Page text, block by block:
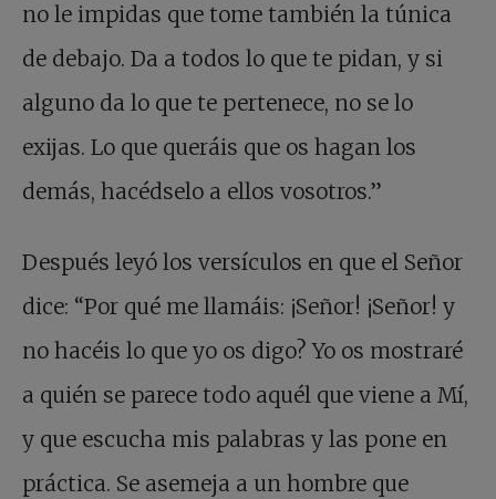
no le impidas que tome también la túnica
de debajo. Da a todos lo que te pidan, y si
alguno da lo que te pertenece, no se lo
exijas. Lo que queráis que os hagan los
demás, hacédselo a ellos vosotros.”
Después leyó los versículos en que el Señor
dice: “Por qué me llamáis: ¡Señor! ¡Señor! y
no hacéis lo que yo os digo? Yo os mostraré
a quién se parece todo aquél que viene a Mí,
y que escucha mis palabras y las pone en
práctica. Se asemeja a un hombre que